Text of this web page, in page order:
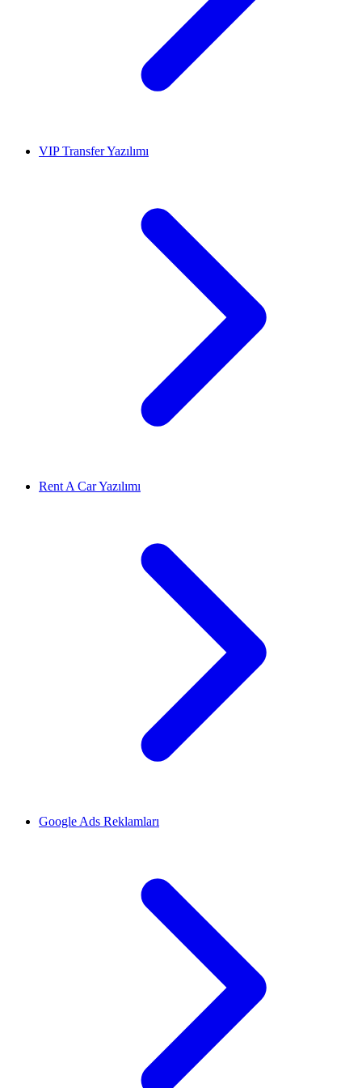
VIP Transfer Yazılımı
Rent A Car Yazılımı
Google Ads Reklamları